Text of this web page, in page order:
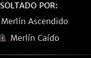
SOLTADO POR:
Merlín Ascendido
Merlín Caído